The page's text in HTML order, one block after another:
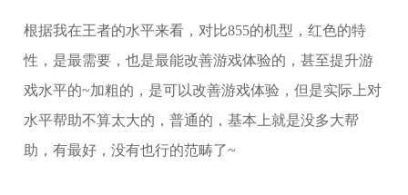
根据我在王者的水平来看，对比855的机型，红色的特
性，是最需要，也是最能改善游戏体验的，甚至提升游
戏水平的~加粗的，是可以改善游戏体验，但是实际上对
水平帮助不算太大的，普通的，基本上就是没多大帮
助，有最好，没有也行的范畴了~